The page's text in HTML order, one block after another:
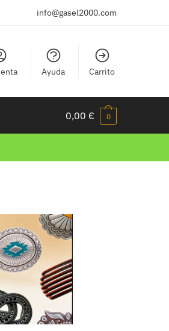
info@gasel2000.com
Ayuda Carrito
0,00 € 0